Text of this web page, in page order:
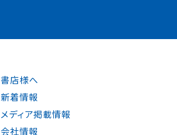
書店様へ
新着情報
メディア掲載情報
会社情報